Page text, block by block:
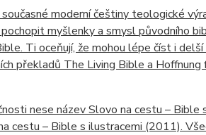
moderní češtiny teologické
myšlenky a smysl původního
Ti oceňují, že mohou lépe číst i
překladů The Living Bible a Hoffnung
nese název Slovo na cestu – Bible
cestu – Bible s ilustracemi (2011).